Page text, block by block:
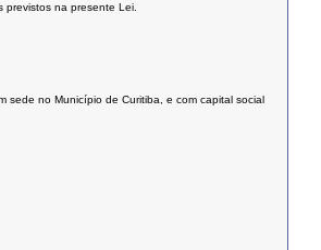
previstos na presente Lei.
no Município de Curitiba, e com capital social